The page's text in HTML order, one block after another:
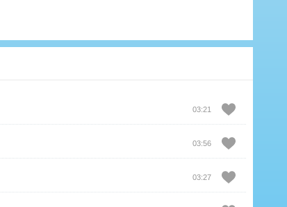
03:21
03:56
03:27